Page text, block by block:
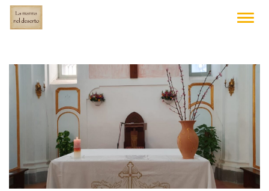
Skip
content